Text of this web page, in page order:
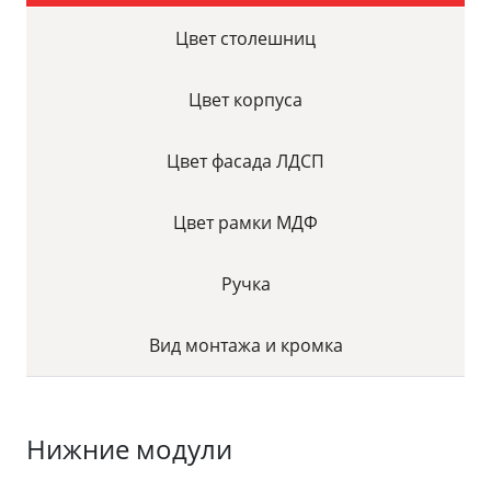
Цвет столешниц
Цвет корпуса
Цвет фасада ЛДСП
Цвет рамки МДФ
Ручка
Вид монтажа и кромка
Нижние модули